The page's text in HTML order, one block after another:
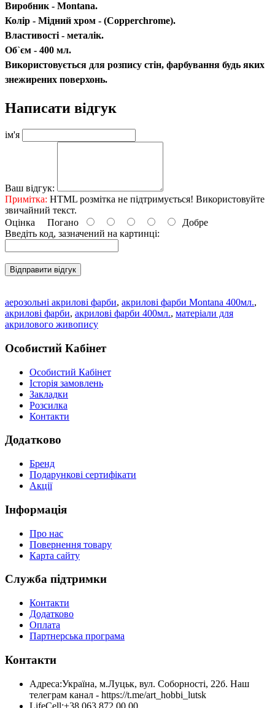
Виробник - Montana.
Колір - Мідний хром - (Copperchrome).
Властивості - металік.
Об`єм - 400 мл.
Використовується для розпису стін, фарбування будь яких
знежирених поверхонь.
Написати відгук
ім'я
Ваш відгук:
Примітка: HTML розмітка не підтримується! Використовуйте
звичайний текст.
Оцінка Погано
Добре
Введіть код, зазначений на картинці:
Відправити відгук
аерозольні акрилові фарби, акрилові фарби Montana 400мл.,
акрилові фарби, акрилові фарби 400мл., матеріали для
акрилового живопису
Особистий Кабінет
Особистий Кабінет
Історія замовлень
Закладки
Розсилка
Контакти
Додатково
Бренд
Подарункові сертифікати
Акції
Інформація
Про нас
Повернення товару
Карта сайту
Служба підтримки
Контакти
Додатково
Оплата
Партнерська програма
Контакти
Адреса:Україна, м.Луцьк, вул. Соборності, 22б. Наш
телеграм канал - https://t.me/art_hobbi_lutsk
LifeCell:+38 063 872 00 00